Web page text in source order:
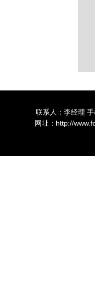
联系人：李经理
网址：http://